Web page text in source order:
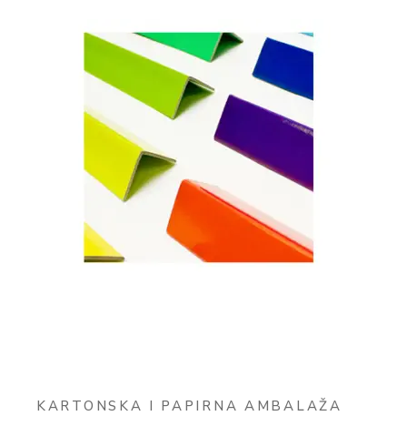
KARTONSKA I PAPIRNA AMBALAŽA